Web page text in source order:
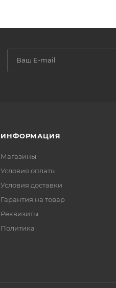
ИНФОРМАЦИЯ
Магазины
Условия оплаты
Условия доставки
Гарантия на товар
Реквизиты
Политика